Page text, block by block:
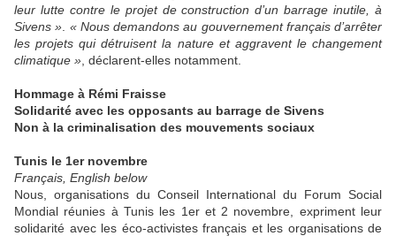
leur lutte contre le projet de construction d’un barrage inutile, à
Sivens » « Nous demandons au gouvernement français d’arrêter
les projets qui détruisent la nature et aggravent le changement
climatique » , déclarent-elles notamment.
Hommage à Rémi Fraisse
Solidarité avec les opposants au barrage de Sivens
Non à la criminalisation des mouvements sociaux
Tunis le 1er novembre
Français, English below
Nous, organisations du Conseil International du Forum Social
Mondial réunies à Tunis les 1er et 2 novembre, expriment leur
solidarité avec les éco-activistes français et les organisations de